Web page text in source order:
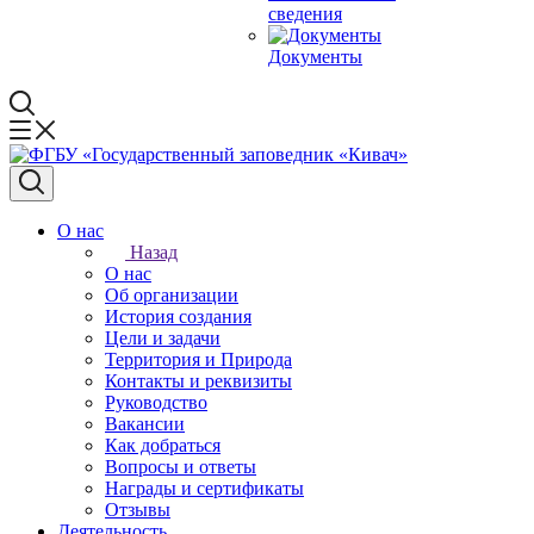
сведения
Документы
О нас
Назад
О нас
Об организации
История создания
Цели и задачи
Территория и Природа
Контакты и реквизиты
Руководство
Вакансии
Как добраться
Вопросы и ответы
Награды и сертификаты
Отзывы